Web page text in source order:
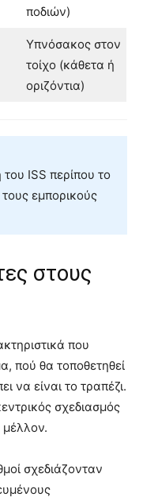
ποδιών)
Υπνόσακος στον
τοίχο (κάθετα ή
οριζόντια)
ISS περίπου το
εμπορικούς
στους
που
πού θα τοποθετηθεί
να είναι το τραπέζι.
σχεδιασμός
μέλλον.
σχεδιάζονταν